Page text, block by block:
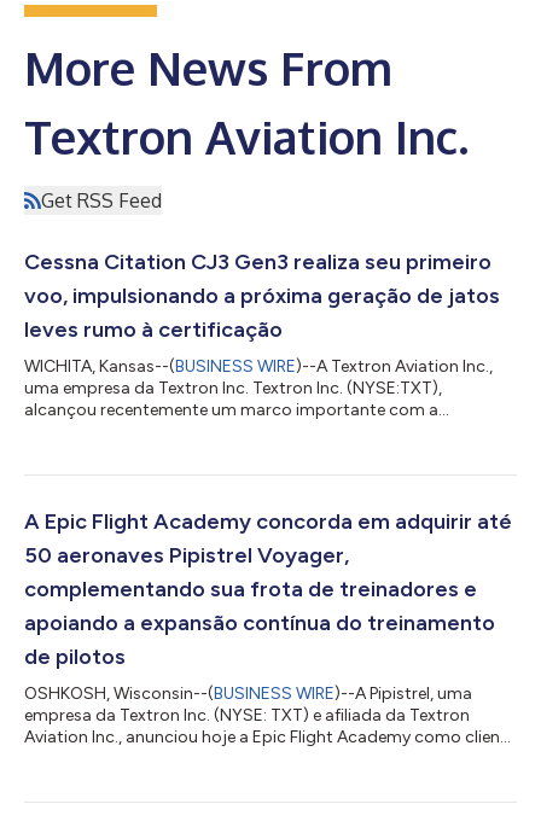
More News From
Textron Aviation Inc.
Get RSS Feed
Cessna Citation CJ3 Gen3 realiza seu primeiro
voo, impulsionando a próxima geração de jatos
leves rumo à certificação
WICHITA, Kansas--(BUSINESS WIRE)--A Textron Aviation Inc.,
uma empresa da Textron Inc. Textron Inc. (NYSE:TXT),
alcançou recentemente um marco importante com a
certificação. Com este marco, os três jatos leves Citation de
entraram na fase de testes de voo, demonstrando o contínuo
progresso do portfólio de jatos leves de nova g...
A Epic Flight Academy concorda em adquirir até
50 aeronaves Pipistrel Voyager,
complementando sua frota de treinadores e
apoiando a expansão contínua do treinamento
de pilotos
OSHKOSH, Wisconsin--(BUSINESS WIRE)--A Pipistrel, uma
empresa da Textron Inc. (NYSE: TXT) e afiliada da Textron
Aviation Inc., anunciou hoje a Epic Flight Academy como cliente
empresa assinou um contrato de compra para até 50